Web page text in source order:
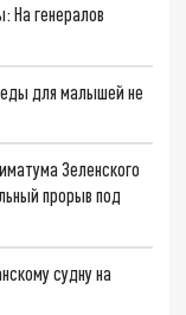
На генералов
для малышей не
Зеленского
прорыв под
судну на